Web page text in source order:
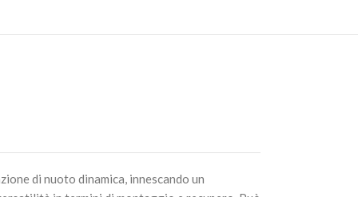
Clear
di nuoto dinamica, innescando un